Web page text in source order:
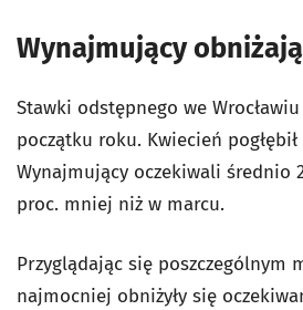
Wynajmujący
Stawki odstępnego we
początku roku. Kwiecień
Wynajmujący oczekiwali średnio
proc. mniej niż w marcu.
Przyglądając się poszczególnym
najmocniej obniżyły się